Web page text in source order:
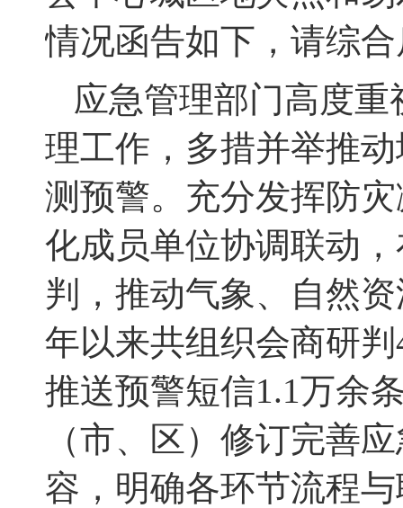
情况函告如下，请综
应急管理部门高度
理工作，多措并举推
测预警。充分发挥防
化成员单位协调联动
判，推动气象、自然
年以来共组织会商研判
推送预警短信1.1万余
（市、区）修订完善
容，明确各环节流程